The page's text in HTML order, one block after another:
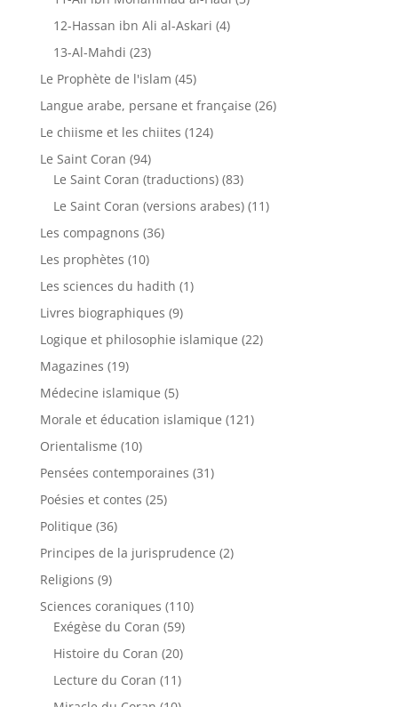
12-Hassan ibn Ali al-Askari (4)
13-Al-Mahdi (23)
Le Prophète de l'islam (45)
Langue arabe, persane et française (26)
Le chiisme et les chiites (124)
Le Saint Coran (94)
Le Saint Coran (traductions) (83)
Le Saint Coran (versions arabes) (11)
Les compagnons (36)
Les prophètes (10)
Les sciences du hadith (1)
Livres biographiques (9)
Logique et philosophie islamique (22)
Magazines (19)
Médecine islamique (5)
Morale et éducation islamique (121)
Orientalisme (10)
Pensées contemporaines (31)
Poésies et contes (25)
Politique (36)
Principes de la jurisprudence (2)
Religions (9)
Sciences coraniques (110)
Exégèse du Coran (59)
Histoire du Coran (20)
Lecture du Coran (11)